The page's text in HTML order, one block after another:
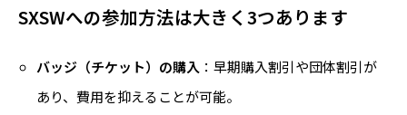
SXSWへの参加方法は大きく3つあります
バッジ（チケット）の購入 ：早期購入割引や団体割引が
あり、費用を抑えることが可能。